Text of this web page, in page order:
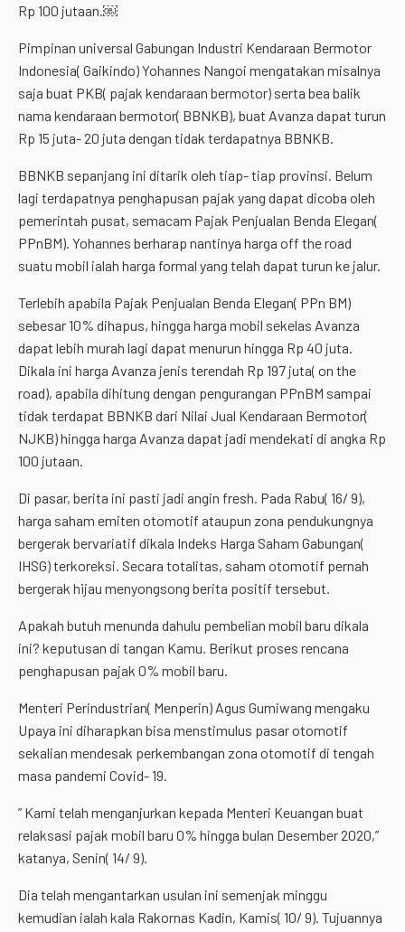
Rp 100 jutaan.￼
Pimpinan universal Gabungan Industri Kendaraan Bermotor
Indonesia( Gaikindo) Yohannes Nangoi mengatakan misalnya
saja buat PKB( pajak kendaraan bermotor) serta bea balik
nama kendaraan bermotor( BBNKB), buat Avanza dapat turun
Rp 15 juta- 20 juta dengan tidak terdapatnya BBNKB.
BBNKB sepanjang ini ditarik oleh tiap- tiap provinsi. Belum
lagi terdapatnya penghapusan pajak yang dapat dicoba oleh
pemerintah pusat, semacam Pajak Penjualan Benda Elegan(
PPnBM). Yohannes berharap nantinya harga off the road
suatu mobil ialah harga formal yang telah dapat turun ke jalur.
Terlebih apabila Pajak Penjualan Benda Elegan( PPn BM)
sebesar 10% dihapus, hingga harga mobil sekelas Avanza
dapat lebih murah lagi dapat menurun hingga Rp 40 juta.
Dikala ini harga Avanza jenis terendah Rp 197 juta( on the
road), apabila dihitung dengan pengurangan PPnBM sampai
tidak terdapat BBNKB dari Nilai Jual Kendaraan Bermotor(
NJKB) hingga harga Avanza dapat jadi mendekati di angka Rp
100 jutaan.
Di pasar, berita ini pasti jadi angin fresh. Pada Rabu( 16/ 9),
harga saham emiten otomotif ataupun zona pendukungnya
bergerak bervariatif dikala Indeks Harga Saham Gabungan(
IHSG) terkoreksi. Secara totalitas, saham otomotif pernah
bergerak hijau menyongsong berita positif tersebut.
Apakah butuh menunda dahulu pembelian mobil baru dikala
ini? keputusan di tangan Kamu. Berikut proses rencana
penghapusan pajak 0% mobil baru.
Menteri Perindustrian( Menperin) Agus Gumiwang mengaku
Upaya ini diharapkan bisa menstimulus pasar otomotif
sekalian mendesak perkembangan zona otomotif di tengah
masa pandemi Covid- 19.
” Kami telah menganjurkan kepada Menteri Keuangan buat
relaksasi pajak mobil baru 0% hingga bulan Desember 2020,”
katanya, Senin( 14/ 9).
Dia telah mengantarkan usulan ini semenjak minggu
kemudian ialah kala Rakornas Kadin, Kamis( 10/ 9). Tujuannya